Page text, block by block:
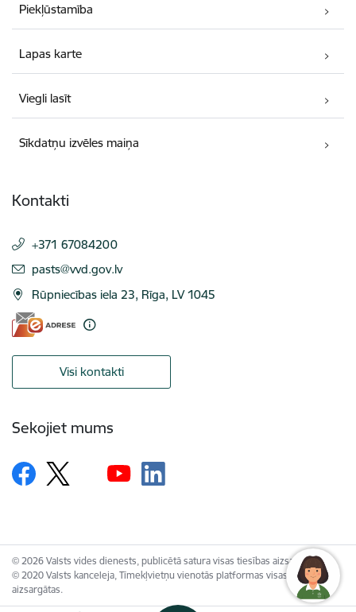
Piekļūstamība
Lapas karte
Viegli lasīt
Sīkdatņu izvēles maiņa
Kontakti
+371 67084200
E-pasts:
pasts@vvd.gov.lv
Rūpniecības iela 23, Rīga, LV 1045
Visi kontakti
Sekojiet mums
© 2026 Valsts vides dienests, publicētā satura visas tiesības aizsargātas.
© 2020 Valsts kanceleja, Tīmekļvietņu vienotās platformas visas tiesības
aizsargātas.